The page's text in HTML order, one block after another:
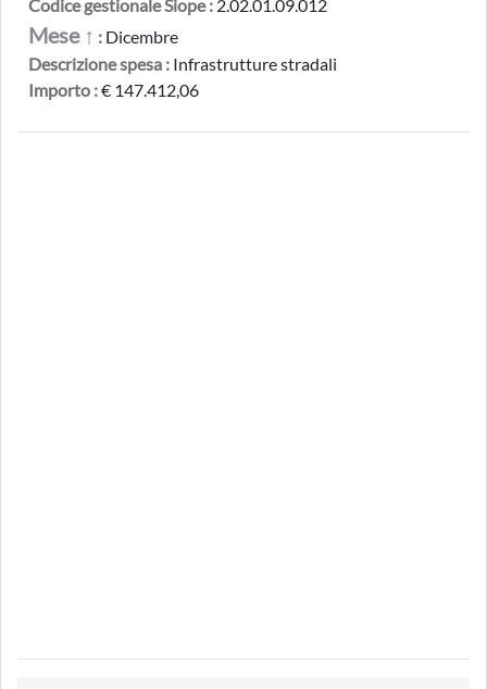
Codice gestionale Siope : 2.02.01.09.012
Mese ↑ : Dicembre
Descrizione spesa : Infrastrutture stradali
Importo :€ 147.412,06